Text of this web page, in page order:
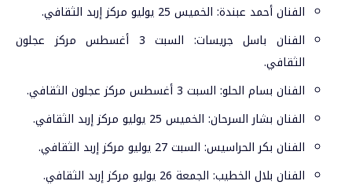
الفنان أحمد عبندة: الخميس 25 يوليو مركز إربد الثقافي.
الفنان باسل جريسات: السبت 3 أغسطس مركز عجلون
الثقافي.
الفنان بسام الحلو: السبت 3 أغسطس مركز عجلون الثقافي.
الفنان بشار السرحان: الخميس 25 يوليو مركز إربد الثقافي.
الفنان بكر الحراسيس: السبت 27 يوليو مركز إربد الثقافي.
الفنان بلال الخطيب: الجمعة 26 يوليو مركز إربد الثقافي.